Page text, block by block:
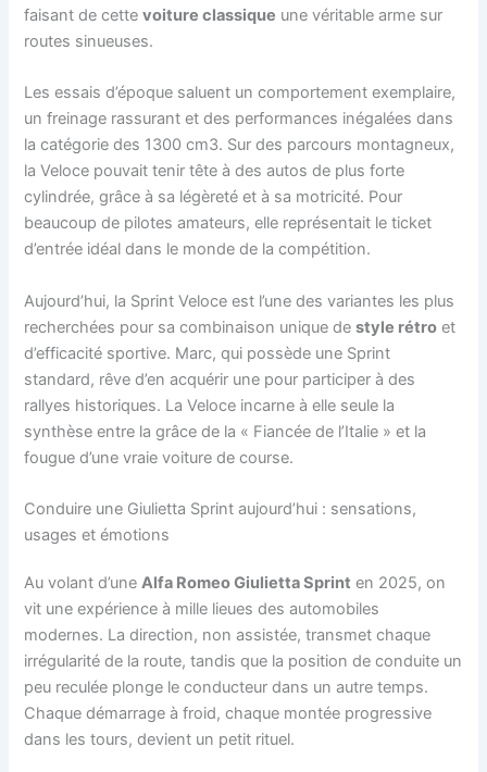
faisant de cettevoiture classique une véritable arme sur
routes sinueuses.
Les essais d’époque saluent un comportement exemplaire,
un freinage rassurant et des performances inégalées dans
la catégorie des 1300 cm3. Sur des parcours montagneux,
la Veloce pouvait tenir tête à des autos de plus forte
cylindrée, grâce à sa légèreté et à sa motricité. Pour
beaucoup de pilotes amateurs, elle représentait le ticket
d’entrée idéal dans le monde de la compétition.
Aujourd’hui, la Sprint Veloce est l’une des variantes les plus
recherchées pour sa combinaison unique destyle rétro et
d’efficacité sportive. Marc, qui possède une Sprint
standard, rêve d’en acquérir une pour participer à des
rallyes historiques. La Veloce incarne à elle seule la
synthèse entre la grâce de la « Fiancée de l’Italie » et la
fougue d’une vraie voiture de course.
Conduire une Giulietta Sprint aujourd’hui : sensations,
usages et émotions
Au volant d’uneAlfa Romeo Giulietta Sprint en 2025, on
vit une expérience à mille lieues des automobiles
modernes. La direction, non assistée, transmet chaque
irrégularité de la route, tandis que la position de conduite un
peu reculée plonge le conducteur dans un autre temps.
Chaque démarrage à froid, chaque montée progressive
dans les tours, devient un petit rituel.